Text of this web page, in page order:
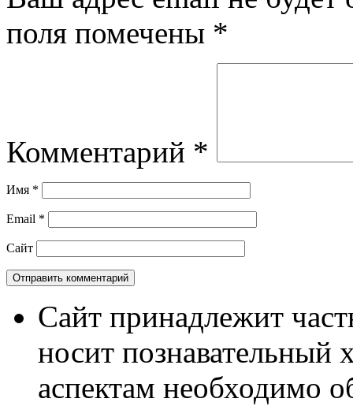
поля помечены *
Комментарий *
Имя *
Email *
Сайт
Сайт принадлежит
носит познавательный
аспектам необходимо